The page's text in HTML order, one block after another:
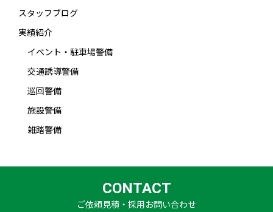
スタッフブログ
実績紹介
イベント・駐車場警備
交通誘導警備
巡回警備
施設警備
雑踏警備
CONTACT
ご依頼見積・採用お問い合わせ